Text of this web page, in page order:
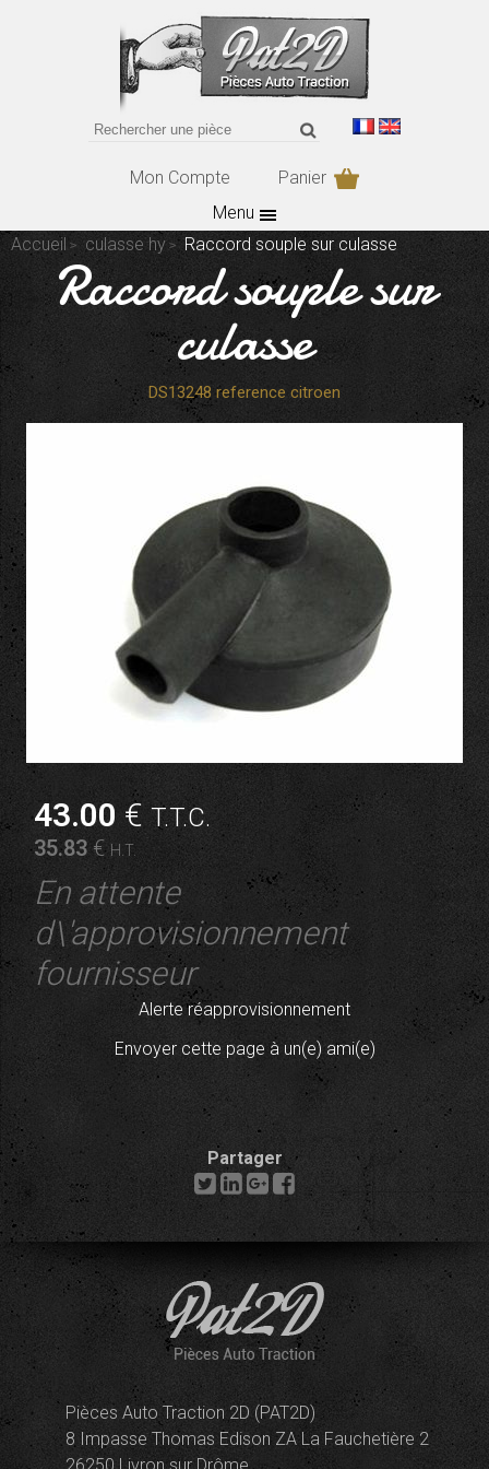
Mon Compte
Panier
Menu
Accueil
culasse hy Raccord souple sur culasse
Raccord souple sur
culasse
DS13248 reference citroen
43.00 €T.T.C.
35.83 € H.T.
En attente
d\'approvisionnement
fournisseur
Alerte réapprovisionnement
Envoyer cette page à un(e) ami(e)
Partager
Pièces Auto Traction 2D (PAT2D)
8 Impasse Thomas Edison ZA La Fauchetière 2